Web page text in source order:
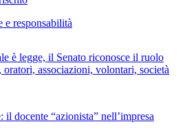
e responsabilità
è legge, il Senato riconosce il ruolo
associazioni, volontari, società
il docente “azionista” nell’impresa